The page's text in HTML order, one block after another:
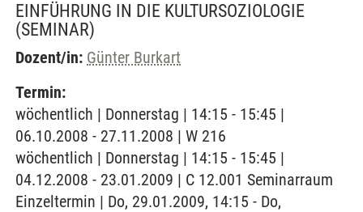
EINFÜHRUNG IN DIE KULTURSOZIOLOGIE
(SEMINAR)
Dozent/in: Günter Burkart
Termin:
wöchentlich | Donnerstag | 14:15 - 15:45 |
06.10.2008 - 27.11.2008 | W 216
wöchentlich | Donnerstag | 14:15 - 15:45 |
04.12.2008 - 23.01.2009 | C 12.001 Seminarraum
Einzeltermin | Do, 29.01.2009, 14:15 - Do,